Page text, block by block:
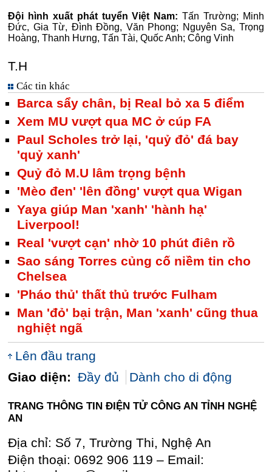
Đội hình xuất phát tuyển Việt Nam:Tấn Trường; Minh
Đức, Gia Từ, Đình Đồng, Văn Phong; Nguyên Sa, Trọng
Hoàng, Thanh Hưng, Tấn Tài, Quốc Anh; Công Vinh
T.H
Các tin khác
Barca sẩy chân, bị Real bỏ xa 5 điểm
Xem MU vượt qua MC ở cúp FA
Paul Scholes trở lại, 'quỷ đỏ' đá bay
'quỷ xanh'
Quỷ đỏ M.U lâm trọng bệnh
'Mèo đen' 'lên đồng' vượt qua Wigan
Yaya giúp Man 'xanh' 'hành hạ'
Liverpool!
Real 'vượt cạn' nhờ 10 phút điên rồ
Sao sáng Torres củng cố niềm tin cho
Chelsea
'Pháo thủ' thất thủ trước Fulham
Man 'đỏ' bại trận, Man 'xanh' cũng thua
nghiệt ngã
Lên đầu trang
Giao diện: Đầy đủ Dành cho di động
TRANG THÔNG TIN ĐIỆN TỬ CÔNG AN TỈNH NGHỆ
AN
Địa chỉ: Số 7, Trường Thi, Nghệ An
Điện thoại: 0692 906 119 – Email: